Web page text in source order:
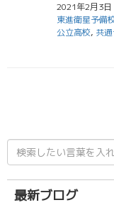
2021年2月3日
東進衛星予備
公立高校, 共
検
索
結
果:
最新ブログ